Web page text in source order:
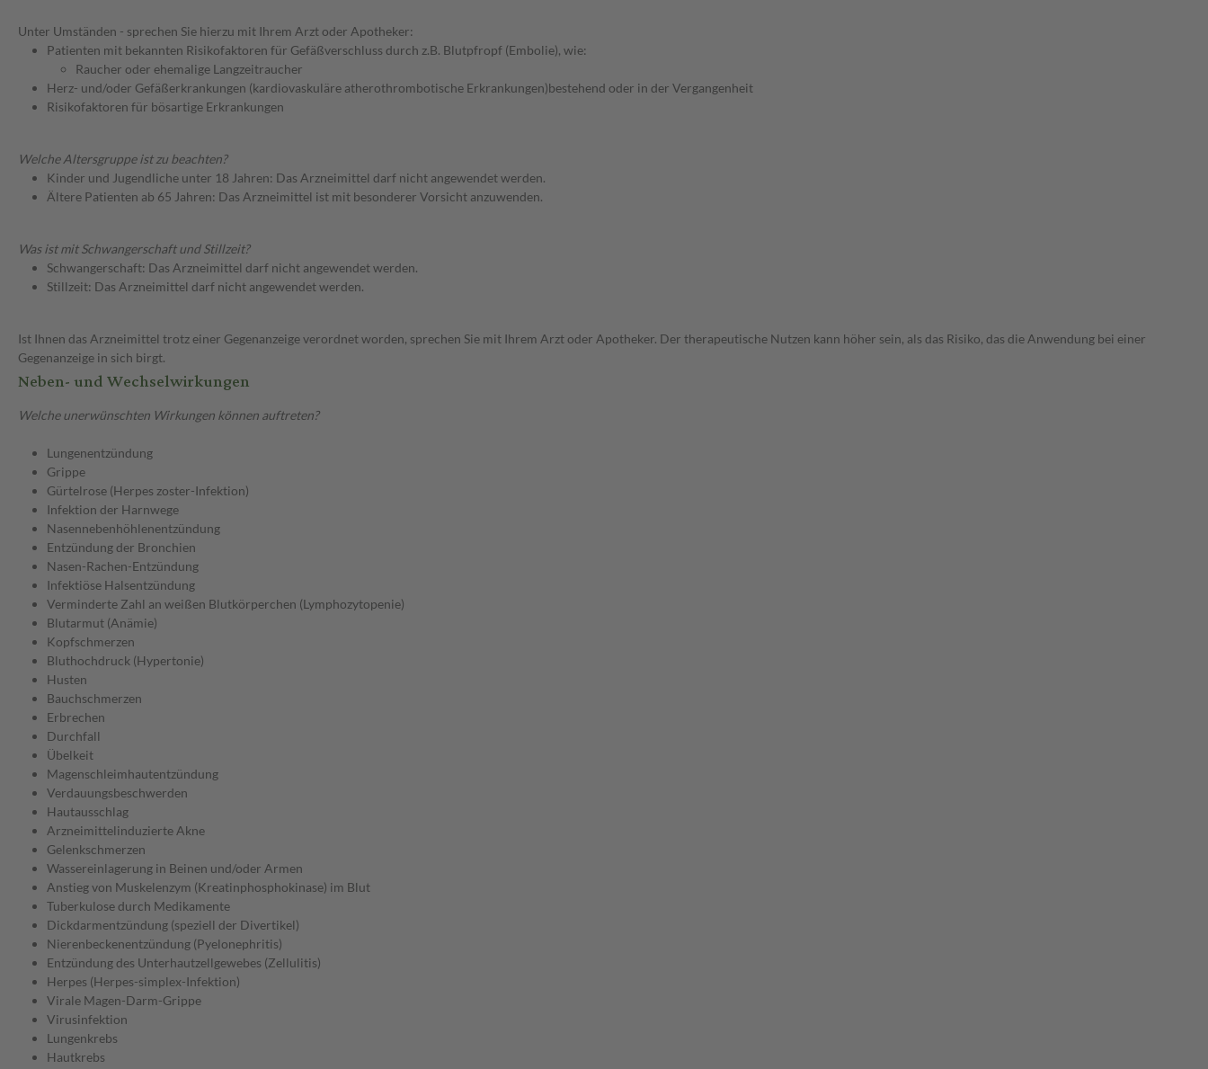
Unter Umständen - sprechen Sie hierzu mit Ihrem Arzt oder Apotheker:
Patienten mit bekannten Risikofaktoren für Gefäßverschluss durch z.B. Blutpfropf (Embolie), wie:
Raucher oder ehemalige Langzeitraucher
Herz- und/oder Gefäßerkrankungen (kardiovaskuläre atherothrombotische Erkrankungen)bestehend oder in der Vergangenheit
Risikofaktoren für bösartige Erkrankungen
Welche Altersgruppe ist zu beachten?
Kinder und Jugendliche unter 18 Jahren: Das Arzneimittel darf nicht angewendet werden.
Ältere Patienten ab 65 Jahren: Das Arzneimittel ist mit besonderer Vorsicht anzuwenden.
Was ist mit Schwangerschaft und Stillzeit?
Schwangerschaft: Das Arzneimittel darf nicht angewendet werden.
Stillzeit: Das Arzneimittel darf nicht angewendet werden.
Ist Ihnen das Arzneimittel trotz einer Gegenanzeige verordnet worden, sprechen Sie mit Ihrem Arzt oder Apotheker. Der therapeutische Nutzen kann höher sein, als das Risiko, das die Anwendung bei einer
Gegenanzeige in sich birgt.
Neben- und Wechselwirkungen
Welche unerwünschten Wirkungen können auftreten?
Lungenentzündung
Grippe
Gürtelrose (Herpes zoster-Infektion)
Infektion der Harnwege
Nasennebenhöhlenentzündung
Entzündung der Bronchien
Nasen-Rachen-Entzündung
Infektiöse Halsentzündung
Verminderte Zahl an weißen Blutkörperchen (Lymphozytopenie)
Blutarmut (Anämie)
Kopfschmerzen
Bluthochdruck (Hypertonie)
Husten
Bauchschmerzen
Erbrechen
Durchfall
Übelkeit
Magenschleimhautentzündung
Verdauungsbeschwerden
Hautausschlag
Arzneimittelinduzierte Akne
Gelenkschmerzen
Wassereinlagerung in Beinen und/oder Armen
Anstieg von Muskelenzym (Kreatinphosphokinase) im Blut
Tuberkulose durch Medikamente
Dickdarmentzündung (speziell der Divertikel)
Nierenbeckenentzündung (Pyelonephritis)
Entzündung des Unterhautzellgewebes (Zellulitis)
Herpes (Herpes-simplex-Infektion)
Virale Magen-Darm-Grippe
Virusinfektion
Lungenkrebs
Hautkrebs